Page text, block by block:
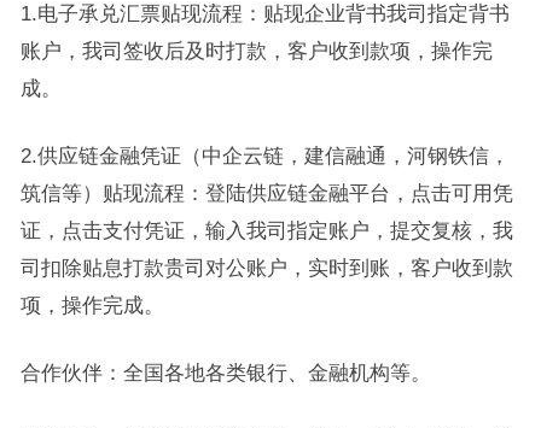
1.电子承兑汇票贴现流程：贴现企业背书我司指定背书
账户，我司签收后及时打款，客户收到款项，操作完
成。
2.供应链金融凭证（中企云链，建信融通，河钢铁信，
筑信等）贴现流程：登陆供应链金融平台，点击可用凭
证，点击支付凭证，输入我司指定账户，提交复核，我
司扣除贴息打款贵司对公账户，实时到账，客户收到款
项，操作完成。
合作伙伴：全国各地各类银行、金融机构等。